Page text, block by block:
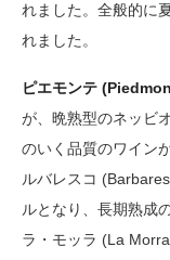
れました。全般的に
れました。
ピエモンテ
が、晩熟型のネッビ
のいく品質のワイン
ルバレスコ
ルとなり、長期熟成
ラ・モッラ (La